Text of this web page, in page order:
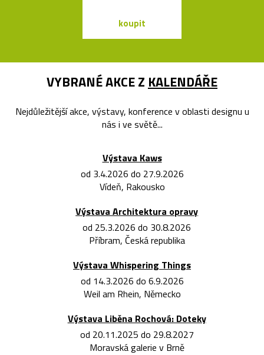
koupit
VYBRANÉ AKCE Z KALENDÁŘE
Nejdůležitější akce, výstavy, konference v oblasti designu u
nás i ve světě...
Výstava Kaws
od 3.4.2026 do 27.9.2026
Vídeň, Rakousko
Výstava Architektura opravy
od 25.3.2026 do 30.8.2026
Příbram, Česká republika
Výstava Whispering Things
od 14.3.2026 do 6.9.2026
Weil am Rhein, Německo
Výstava Liběna Rochová: Doteky
od 20.11.2025 do 29.8.2027
Moravská galerie v Brně